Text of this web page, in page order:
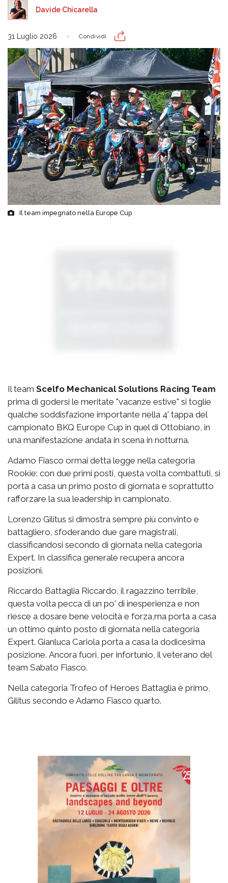
Davide Chicarella
31 Luglio 2026 Condividi
Il team impegnato nella Europe Cup
Il team Scelfo Mechanical Solutions Racing Team
prima di godersi le meritate "vacanze estive" si toglie
qualche soddisfazione importante nella 4' tappa del
campionato BKQ Europe Cup in quel di Ottobiano, in
una manifestazione andata in scena in notturna.
Adamo Fiasco ormai detta legge nella categoria
Rookie: con due primi posti, questa volta combattuti, si
porta a casa un primo posto di giornata e soprattutto
rafforzare la sua leadership in campionato.
Lorenzo Gilitus si dimostra sempre più convinto e
battagliero, sfoderando due gare magistrali,
classificandosi secondo di giornata nella categoria
Expert. In classifica generale recupera ancora
posizioni.
Riccardo Battaglia Riccardo, il ragazzino terribile,
questa volta pecca di un po' di inesperienza e non
riesce a dosare bene velocità e forza,ma porta a casa
un ottimo quinto posto di giornata nella categoria
Expert. Gianluca Cariola porta a casa la dodicesima
posizione. Ancora fuori, per infortunio, il veterano del
team Sabato Fiasco.
Nella categoria Trofeo of Heroes Battaglia è primo,
Gilitus secondo e Adamo Fiasco quarto.